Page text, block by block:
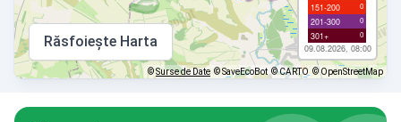
151-200 0
201-300 0
301+ 0
09.08.2026, 08:00
Răsfoiește Harta
©Surse de Date © SaveEcoBot © CARTO © OpenStreetMap